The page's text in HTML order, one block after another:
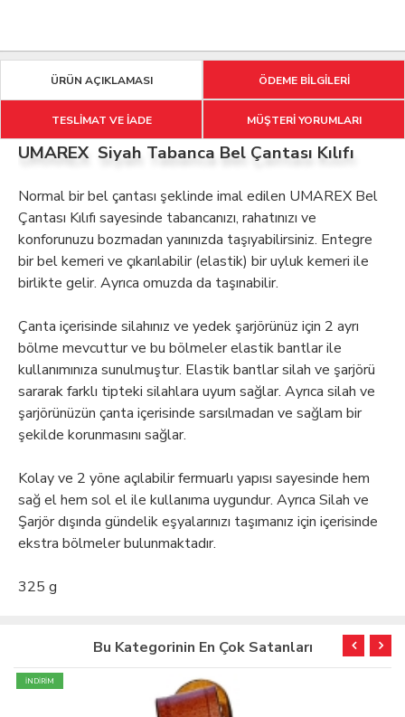
ÜRÜN AÇIKLAMASI ÖDEME BİLGİLERİ
TESLİMAT VE İADE MÜŞTERİ YORUMLARI
UMAREX Siyah Tabanca Bel Çantası Kılıfı
Normal bir bel çantası şeklinde imal edilen UMAREX Bel
Çantası Kılıfı sayesinde tabancanızı, rahatınızı ve
konforunuzu bozmadan yanınızda taşıyabilirsiniz. Entegre
bir bel kemeri ve çıkarılabilir (elastik) bir uyluk kemeri ile
birlikte gelir. Ayrıca omuzda da taşınabilir.
Çanta içerisinde silahınız ve yedek şarjörünüz için 2 ayrı
bölme mevcuttur ve bu bölmeler elastik bantlar ile
kullanımınıza sunulmuştur. Elastik bantlar silah ve şarjörü
sararak farklı tipteki silahlara uyum sağlar. Ayrıca silah ve
şarjörünüzün çanta içerisinde sarsılmadan ve sağlam bir
şekilde korunmasını sağlar.
Kolay ve 2 yöne açılabilir fermuarlı yapısı sayesinde hem
sağ el hem sol el ile kullanıma uygundur. Ayrıca Silah ve
Şarjör dışında gündelik eşyalarınızı taşımanız için içerisinde
ekstra bölmeler bulunmaktadır.
325 g
Bu Kategorinin En Çok Satanları
İNDİRİM